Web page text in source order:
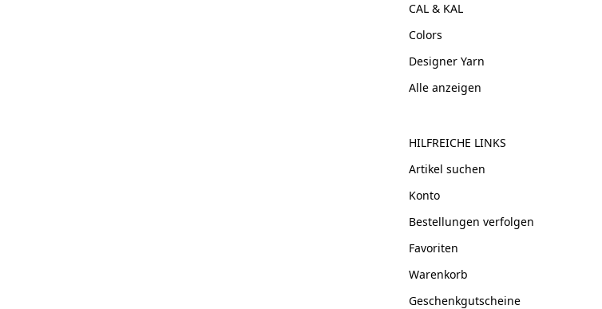
CAL & KAL
Colors
Designer Yarn
Alle anzeigen
HILFREICHE LINKS
Artikel suchen
Konto
Bestellungen verfolgen
Favoriten
Warenkorb
Geschenkgutscheine